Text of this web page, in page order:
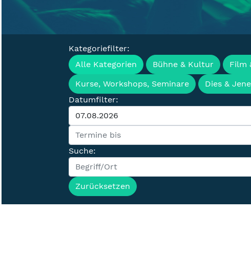
Kategoriefilter:
Alle Kategorien
Bühne & Kultur Film
Kurse, Workshops, Seminare
Dies &
Datumfilter:
Suche:
Zurücksetzen